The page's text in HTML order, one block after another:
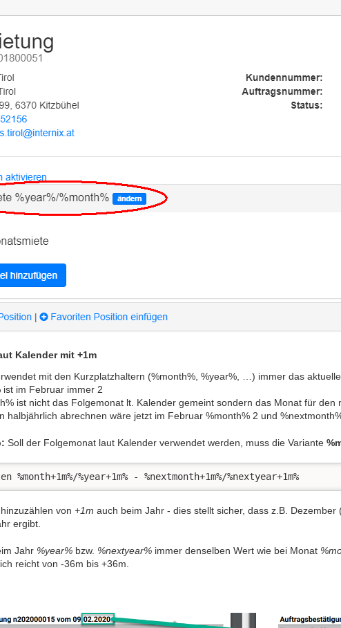
Kalender mit +1m
mit den Kurzplatzhaltern (%month%, %year%, …) immer das
ist im Februar immer 2
ist nicht das Folgemonat lt. Kalender gemeint sondern das Monat für den
halbjährlich abrechnen wäre jetzt im Februar %month% 2 und
Soll der Folgemonat laut Kalender verwendet werden, muss die Variante
%month+1m%/%year+1m% - %nextmonth+1m%/%nextyear+1m%
von +1m auch beim Jahr - dies stellt sicher, dass z.B.
ergibt.
Jahr %year% bzw. %nextyear% immer denselben Wert wie bei Monat
reicht von -36m bis +36m.